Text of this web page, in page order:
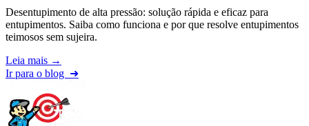
Desentupimento de alta pressão: solução rápida e eficaz para
entupimentos. Saiba como funciona e por que resolve entupimentos
teimosos sem sujeira.
Leia mais →
Ir para o blog ➜